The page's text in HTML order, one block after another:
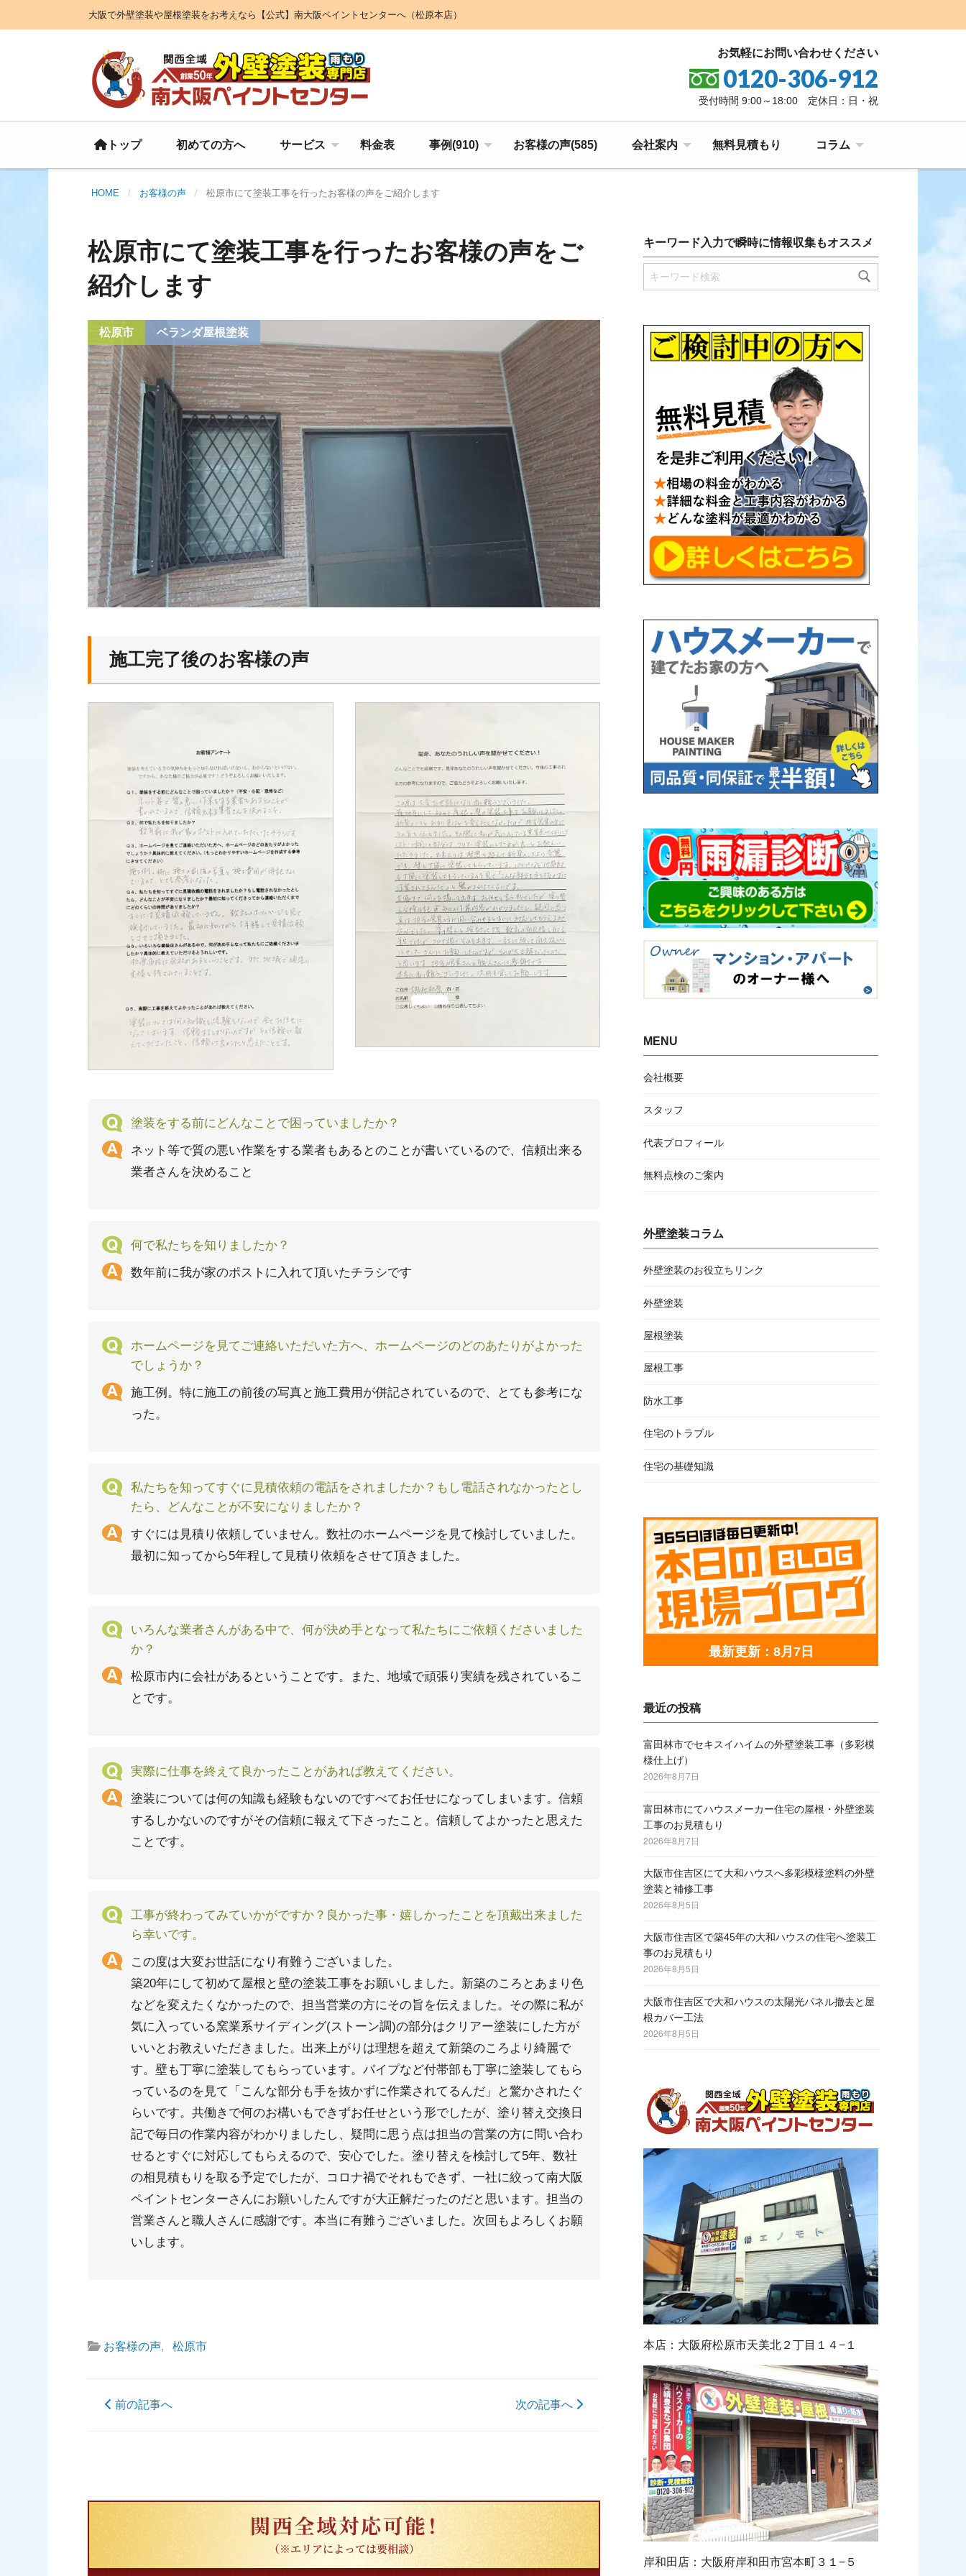
大阪で外壁塗装や屋根塗装をお考えなら【公式】南大阪ペイントセンターへ（松原本店）
お気軽にお問い合わせください
0120-306-912
受付時間 9:00～18:00 定休日：日・祝
トップ 初めての方へ サービス 料金表 事例(910) お客様の声(585) 会社案内 無料見積もり コラム
HOME お客様の声 松原市にて塗装工事を行ったお客様の声をご紹介します
松原市にて塗装工事を行ったお客様の声をご
紹介します
松原市 ベランダ屋根塗装
施工完了後のお客様の声
塗装をする前にどんなことで困っていましたか？
ネット等で質の悪い作業をする業者もあるとのことが書いているので、信頼出来る
業者さんを決めること
何で私たちを知りましたか？
数年前に我が家のポストに入れて頂いたチラシです
ホームページを見てご連絡いただいた方へ、ホームページのどのあたりがよかった
でしょうか？
施工例。特に施工の前後の写真と施工費用が併記されているので、とても参考にな
った。
私たちを知ってすぐに見積依頼の電話をされましたか？もし電話されなかったとし
たら、どんなことが不安になりましたか？
すぐには見積り依頼していません。数社のホームページを見て検討していました。
最初に知ってから5年程して見積り依頼をさせて頂きました。
いろんな業者さんがある中で、何が決め手となって私たちにご依頼くださいました
か？
松原市内に会社があるということです。また、地域で頑張り実績を残されているこ
とです。
実際に仕事を終えて良かったことがあれば教えてください。
塗装については何の知識も経験もないのですべてお任せになってしまいます。信頼
するしかないのですがその信頼に報えて下さったこと。信頼してよかったと思えた
ことです。
工事が終わってみていかがですか？良かった事・嬉しかったことを頂戴出来ました
ら幸いです。
この度は大変お世話になり有難うございました。
築20年にして初めて屋根と壁の塗装工事をお願いしました。新築のころとあまり色
などを変えたくなかったので、担当営業の方にその旨を伝えました。その際に私が
気に入っている窯業系サイディング(ストーン調)の部分はクリアー塗装にした方が
いいとお教えいただきました。出来上がりは理想を超えて新築のころより綺麗で
す。壁も丁寧に塗装してもらっています。パイプなど付帯部も丁寧に塗装してもら
っているのを見て「こんな部分も手を抜かずに作業されてるんだ」と驚かされたぐ
らいです。共働きで何のお構いもできずお任せという形でしたが、塗り替え交換日
記で毎日の作業内容がわかりましたし、疑問に思う点は担当の営業の方に問い合わ
せるとすぐに対応してもらえるので、安心でした。塗り替えを検討して5年、数社
の相見積もりを取る予定でしたが、コロナ禍でそれもできず、一社に絞って南大阪
ペイントセンターさんにお願いしたんですが大正解だったのだと思います。担当の
営業さんと職人さんに感謝です。本当に有難うございました。次回もよろしくお願
いします。
お客様の声, 松原市
前の記事へ 次の記事へ
キーワード入力で瞬時に情報収集もオススメ
MENU
会社概要
スタッフ
代表プロフィール
無料点検のご案内
外壁塗装コラム
外壁塗装のお役立ちリンク
外壁塗装
屋根塗装
屋根工事
防水工事
住宅のトラブル
住宅の基礎知識
最新更新：8月7日
最近の投稿
富田林市でセキスイハイムの外壁塗装工事（多彩模
様仕上げ）
2026年8月7日
富田林市にてハウスメーカー住宅の屋根・外壁塗装
工事のお見積もり
2026年8月7日
大阪市住吉区にて大和ハウスへ多彩模様塗料の外壁
塗装と補修工事
2026年8月5日
大阪市住吉区で築45年の大和ハウスの住宅へ塗装工
事のお見積もり
2026年8月5日
大阪市住吉区で大和ハウスの太陽光パネル撤去と屋
根カバー工法
2026年8月5日
本店：大阪府松原市天美北２丁目１４−１
岸和田店：大阪府岸和田市宮本町３１−５